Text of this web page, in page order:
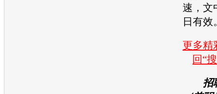
速，文
日有效
更多
回“
招